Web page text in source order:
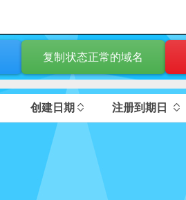
复制状态正常的域名
创建日期 注册到期日